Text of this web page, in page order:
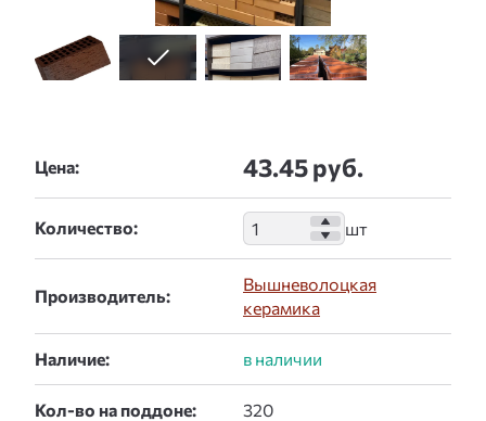
Цена: 43.45 руб.
Количество:
Производитель:
Вышневолоцкая
керамика
Наличие:
Кол-во на поддоне: